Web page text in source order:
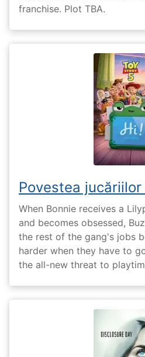
franchise. Plot TBA.
Povestea
When Bonnie receives a
and becomes obsessed,
the rest of the gang's jobs
harder when they have to
the all-new threat to